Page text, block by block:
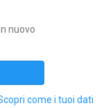
nuovo
come i tuoi dati